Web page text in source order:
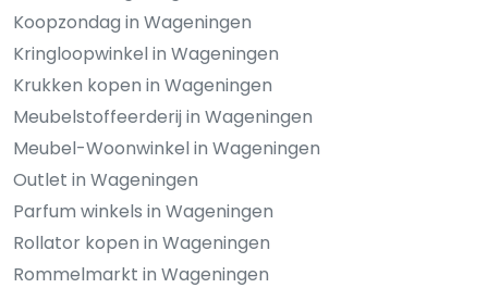
Koopzondag in Wageningen
Kringloopwinkel in Wageningen
Krukken kopen in Wageningen
Meubelstoffeerderij in Wageningen
Meubel-Woonwinkel in Wageningen
Outlet in Wageningen
Parfum winkels in Wageningen
Rollator kopen in Wageningen
Rommelmarkt in Wageningen